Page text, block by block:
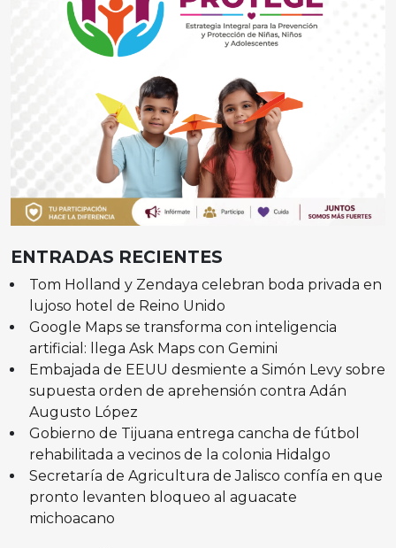
ENTRADAS RECIENTES
Tom Holland y Zendaya celebran boda privada en
lujoso hotel de Reino Unido
Google Maps se transforma con inteligencia
artificial: llega Ask Maps con Gemini
Embajada de EEUU desmiente a Simón Levy sobre
supuesta orden de aprehensión contra Adán
Augusto López
Gobierno de Tijuana entrega cancha de fútbol
rehabilitada a vecinos de la colonia Hidalgo
Secretaría de Agricultura de Jalisco confía en que
pronto levanten bloqueo al aguacate
michoacano